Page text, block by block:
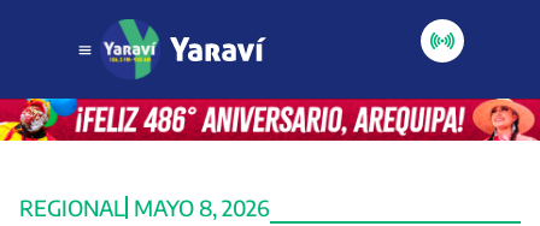
REGIONAL MAYO 8, 2026